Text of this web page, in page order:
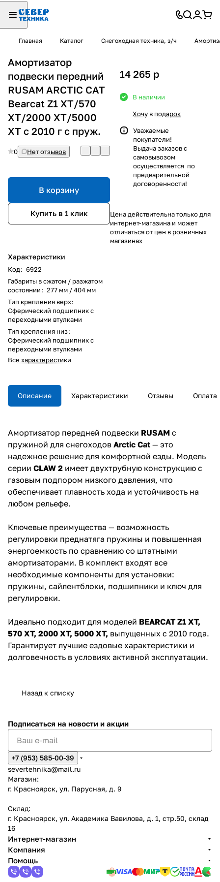
Главная Каталог Снегоходная техника, з/ч
Амортизатор
подвески передний
RUSAM ARCTIC CAT
Bearcat Z1 XT/570
XT/2000 XT/5000
XT с 2010 г с пруж.
0 Нет отзывов
В корзину
Купить в 1 клик
Характеристики
Код: 6922
Габариты в сжатом / разжатом
состоянии: 277 мм / 404 мм
Тип крепления верх:
Сферический подшипник с
переходными втулками
Тип крепления низ:
Сферический подшипник с
переходными втулками
Все характеристики
14 265 p
В наличии
Хочу в подарок
Уважаемые
покупатели!
Выдача заказов с
самовывозом
осуществляется по
предварительной
договоренности!
Цена действительна только для
интернет-магазина и может
отличаться от цен в розничных
магазинах
Описание Характеристики Отзывы Оплата
Амортизатор передней подвески RUSAM с
пружиной для снегоходов Arctic Cat — это
надежное решение для комфортной езды. Модель
серии CLAW 2 имеет двухтрубную конструкцию с
газовым подпором низкого давления, что
обеспечивает плавность хода и устойчивость на
любом рельефе.
Ключевые преимущества — возможность
регулировки преднатяга пружины и повышенная
энергоемкость по сравнению со штатными
амортизаторами. В комплект входят все
необходимые компоненты для установки:
пружины, сайлентблоки, подшипники и ключ для
регулировки.
Идеально подходит для моделей BEARCAT Z1 XT,
570 XT, 2000 XT, 5000 XT, выпущенных с 2010 года.
Гарантирует лучшие ездовые характеристики и
долговечность в условиях активной эксплуатации.
Назад к списку
Подписаться на новости и акции
+7 (953) 585-00-39
severtehnika@mail.ru
Магазин:
г. Красноярск, ул. Парусная, д. 9
Склад:
г. Красноярск, ул. Академика Вавилова, д. 1, стр.50, склад
16
Интернет-магазин
Компания
Помощь